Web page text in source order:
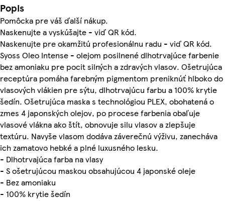
Popis
Pomôcka pre váš ďalší nákup.
Naskenujte a vyskúšajte - viď QR kód.
Naskenujte pre okamžitú profesionálnu radu - viď QR kód.
Syoss Oleo Intense - olejom posilnené dlhotrvajúce farbenie
bez amoniaku pre pocit silných a zdravých vlasov. Ošetrujúca
receptúra ​​pomáha farebným pigmentom preniknúť hlboko do
vlasových vlákien pre sýtu, dlhotrvajúcu farbu a 100% krytie
šedín. Ošetrujúca maska ​​s technológiou PLEX, obohatená o
zmes 4 japonských olejov, po procese farbenia obaľuje
vlasové vlákna ako štít, obnovuje silu vlasov a zlepšuje
textúru. Navyše vlasom dodáva záverečnú výživu, zanecháva
ich zamatovo hebké a plné luxusného lesku.
- Dlhotrvajúca farba na vlasy
- S ošetrujúcou maskou obsahujúcou 4 japonské oleje
- Bez amoniaku
- 100% krytie šedín